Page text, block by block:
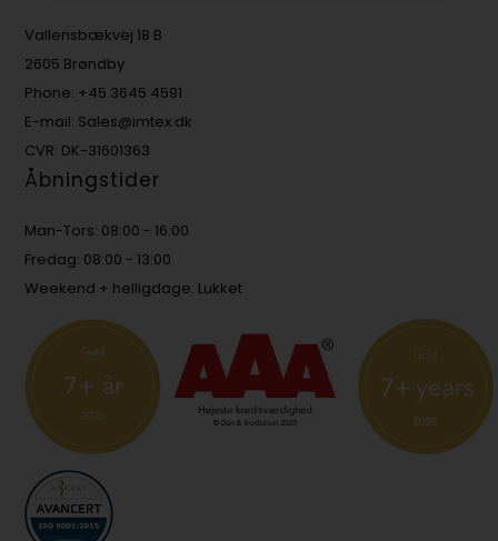
Vallensbækvej 18 B
2605 Brøndby
Phone: +45 3645 4591
E-mail: Sales@imtex.dk
CVR: DK-31601363
Åbningstider
Man-Tors: 08:00 - 16:00
Fredag: 08:00 - 13:00
Weekend + helligdage: Lukket